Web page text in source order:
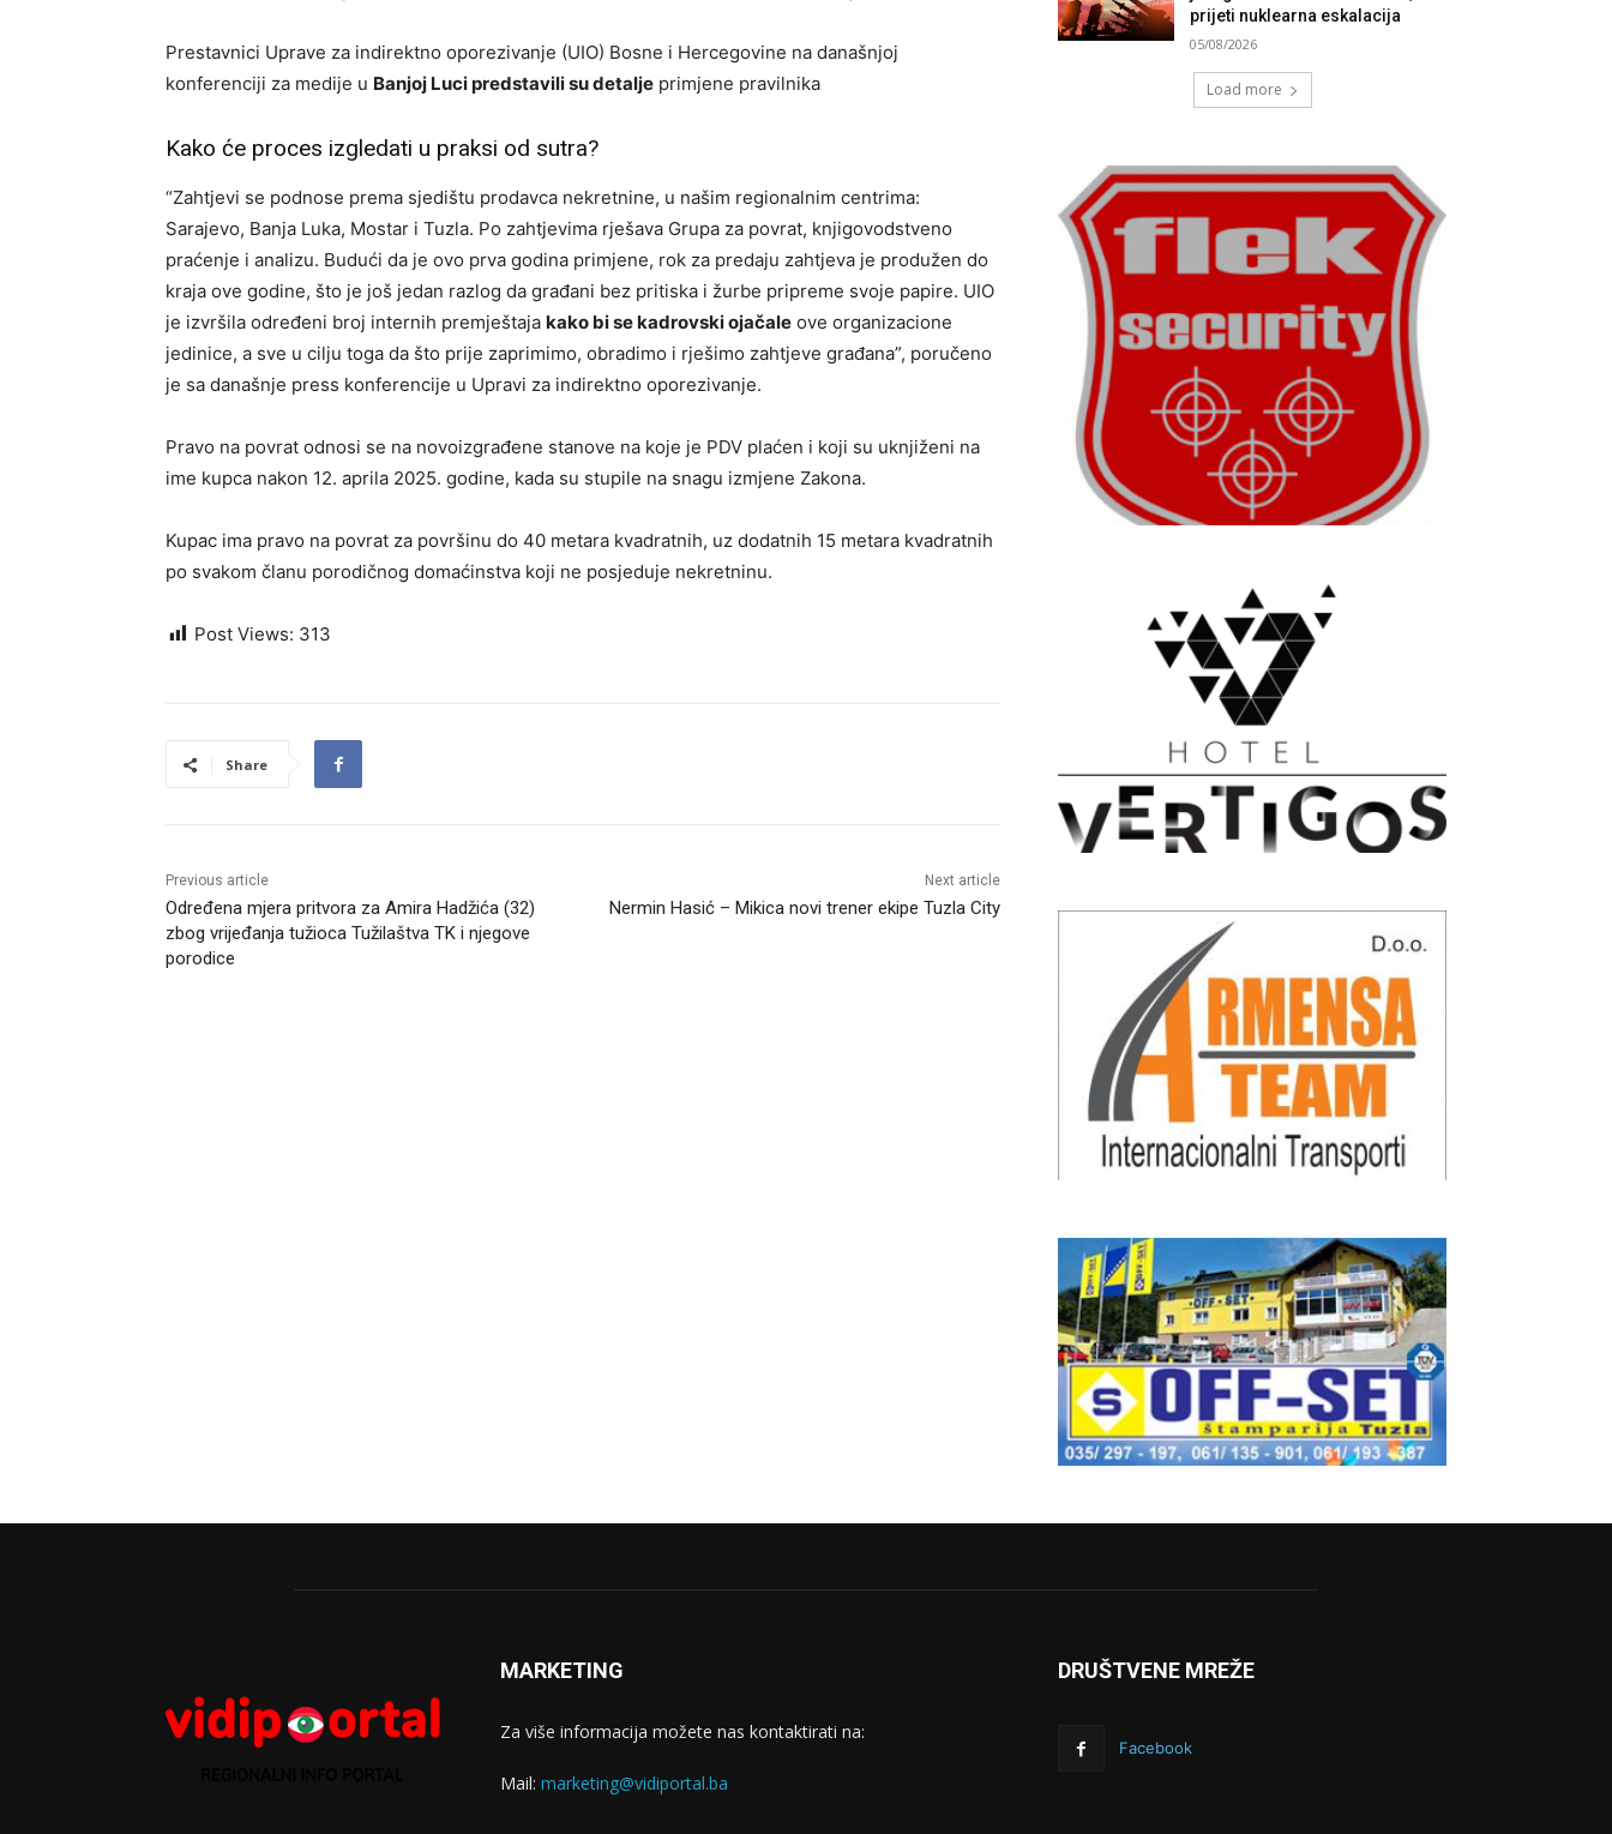
Prestavnici Uprave za indirektno oporezivanje (UIO) Bosne i Hercegovine na današnjoj
konferenciji za medije u Banjoj Luci predstavili su detalje primjene pravilnika
Kako će proces izgledati u praksi od sutra?
“Zahtjevi se podnose prema sjedištu prodavca nekretnine, u našim regionalnim centrima:
Sarajevo, Banja Luka, Mostar i Tuzla. Po zahtjevima rješava Grupa za povrat, knjigovodstveno
praćenje i analizu. Budući da je ovo prva godina primjene, rok za predaju zahtjeva je produžen do
kraja ove godine, što je još jedan razlog da građani bez pritiska i žurbe pripreme svoje papire. UIO
je izvršila određeni broj internih premještaja kako bi se kadrovski ojačale ove organizacione
jedinice, a sve u cilju toga da što prije zaprimimo, obradimo i rješimo zahtjeve građana”, poručeno
je sa današnje press konferencije u Upravi za indirektno oporezivanje.
Pravo na povrat odnosi se na novoizgrađene stanove na koje je PDV plaćen i koji su uknjiženi na
ime kupca nakon 12. aprila 2025. godine, kada su stupile na snagu izmjene Zakona.
Kupac ima pravo na povrat za površinu do 40 metara kvadratnih, uz dodatnih 15 metara kvadratnih
po svakom članu porodičnog domaćinstva koji ne posjeduje nekretninu.
Post Views: 313
Share
Previous article
Određena mjera pritvora za Amira Hadžića (32)
zbog vrijeđanja tužioca Tužilaštva TK i njegove
porodice
Next article
Nermin Hasić – Mikica novi trener ekipe Tuzla City
prijeti nuklearna eskalacija
05/08/2026
Load more
MARKETING
Za više informacija možete nas kontaktirati na:
Mail: marketing@vidiportal.ba
DRUŠTVENE MREŽE
Facebook